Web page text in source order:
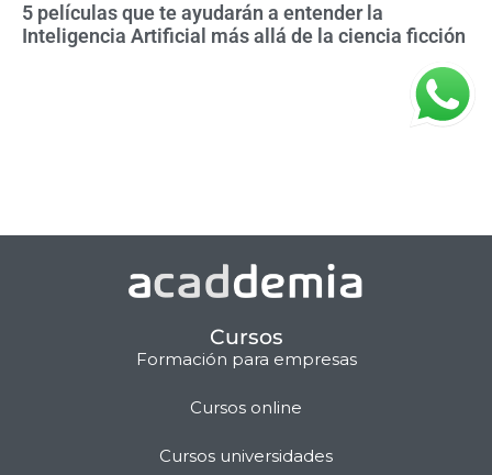
5 películas que te ayudarán a entender la
Inteligencia Artificial más allá de la ciencia ficción
Cursos
Formación para empresas
Cursos online
Cursos universidades